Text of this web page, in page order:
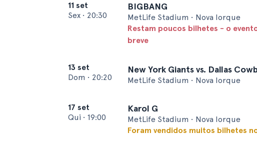
11 set
Sex • 20:30
BIGBANG
MetLife Stadium • Nova Iorque
Restam poucos bilhetes - o
breve
13 set
Dom • 20:20
New York Giants vs. Dallas
MetLife Stadium • Nova Iorque
17 set
Qui • 19:00
Karol G
MetLife Stadium • Nova Iorque
Foram vendidos muitos bilhetes